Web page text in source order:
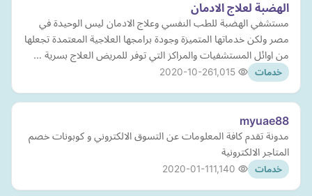
الهضبة لعلاج الادمان
مستشفي الهضبة للطب النفسي وعلاج الادمان ليس الوحيدة في
مصر ولكن خدماتها المتميزة وجودة برامجها العلاجية المعتمدة تجعلها
من اوائل المستشفيات والمراكز التي توفر للمريض العلاج بسرية …
خدمات 2020-10-26
myuae88
مدونة تقدم كافة المعلومات عن التسوق الالكتروني و كوبونات خصم
المتاجر الالكترونية
خدمات 2020-01-11